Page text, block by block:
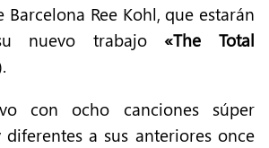
Ree Kohl, que estarán
nuevo trabajo «The Total
con ocho canciones súper
a sus anteriores once